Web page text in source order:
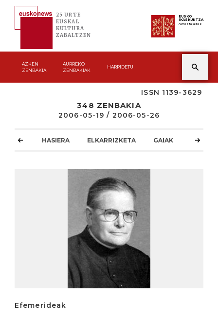
25 URTE
EUSKAL
KULTURA
ZABALTZEN
EUSKO
IKASKUNTZA
Asmoz ta jakitez
AZKEN
ZENBAKIA
AURREKO
ZENBAKIAK
HARPIDETU
ISSN 1139-3629
348 ZENBAKIA
2006-05-19 / 2006-05-26
HASIERA ELKARRIZKETA GAIAK
Efemerideak